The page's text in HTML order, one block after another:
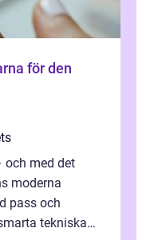
för den
och med det
moderna
pass och
tekniska